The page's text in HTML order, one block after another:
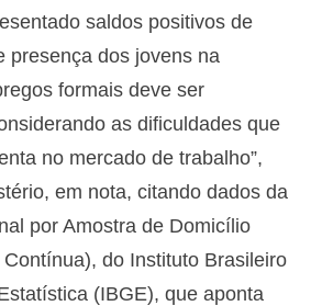
saldos positivos de
presença dos jovens na
formais deve ser
as dificuldades que
no mercado de trabalho”,
em nota, citando dados da
por Amostra de Domicílio
do Instituto Brasileiro
(IBGE), que aponta